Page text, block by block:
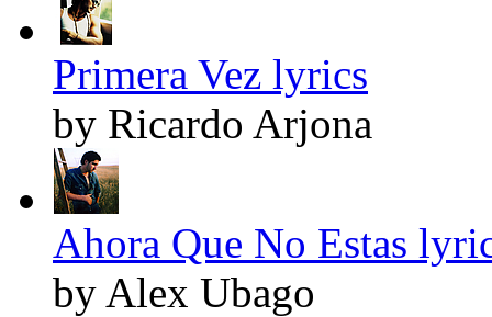
Primera Vez lyrics
by Ricardo Arjona
Ahora Que No Estas
by Alex Ubago